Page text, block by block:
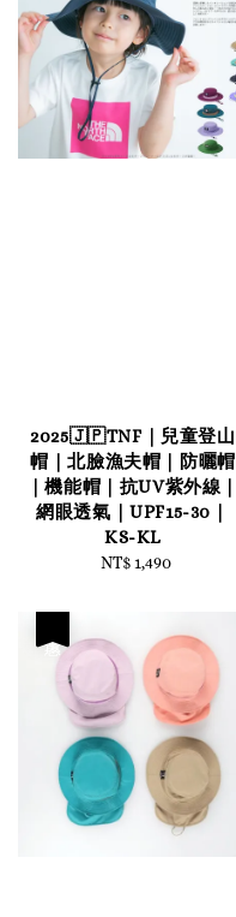
2025🇯🇵TNF｜兒童登山
帽｜北臉漁夫帽｜防曬帽
｜機能帽｜抗UV紫外線｜
網眼透氣｜UPF15-30｜
KS-KL
Regular
NT$ 1,490